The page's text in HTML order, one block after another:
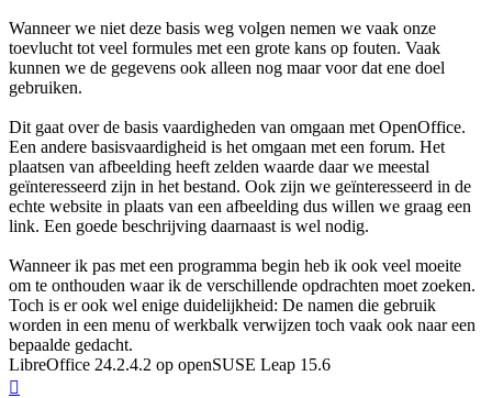
Wanneer we niet deze basis weg volgen nemen we vaak onze
toevlucht tot veel formules met een grote kans op fouten. Vaak
kunnen we de gegevens ook alleen nog maar voor dat ene doel
gebruiken.
Dit gaat over de basis vaardigheden van omgaan met OpenOffice.
Een andere basisvaardigheid is het omgaan met een forum. Het
plaatsen van afbeelding heeft zelden waarde daar we meestal
geïnteresseerd zijn in het bestand. Ook zijn we geïnteresseerd in de
echte website in plaats van een afbeelding dus willen we graag een
link. Een goede beschrijving daarnaast is wel nodig.
Wanneer ik pas met een programma begin heb ik ook veel moeite
om te onthouden waar ik de verschillende opdrachten moet zoeken.
Toch is er ook wel enige duidelijkheid: De namen die gebruik
worden in een menu of werkbalk verwijzen toch vaak ook naar een
bepaalde gedacht.
LibreOffice 24.2.4.2 op openSUSE Leap 15.6